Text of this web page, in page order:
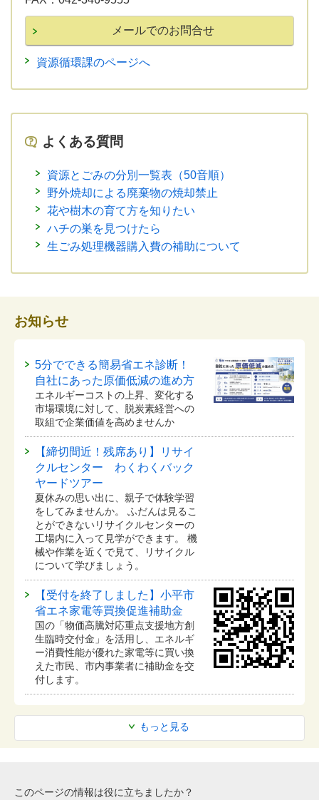
資源循環課のページへ
よくある質問
資源とごみの分別一覧表（50音順）
野外焼却による廃棄物の焼却禁止
花や樹木の育て方を知りたい
ハチの巣を見つけたら
生ごみ処理機器購入費の補助について
お知らせ
もっと見る
5分でできる簡易省エネ診断！
自社にあった原価低減の進め方
エネルギーコストの上昇、変化する
市場環境に対して、脱炭素経営への
取組で企業価値を高めませんか
【締切間近！残席あり】リサイ
クルセンター わくわくバック
ヤードツアー
夏休みの思い出に、親子で体験学習
をしてみませんか。 ふだんは見るこ
とができないリサイクルセンターの
工場内に入って見学ができます。 機
械や作業を近くで見て、リサイクル
について学びましょう。
【受付を終了しました】小平市
省エネ家電等買換促進補助金
国の「物価高騰対応重点支援地方創
生臨時交付金」を活用し、エネルギ
ー消費性能が優れた家電等に買い換
えた市民、市内事業者に補助金を交
付します。
このページの情報は役に立ちましたか？